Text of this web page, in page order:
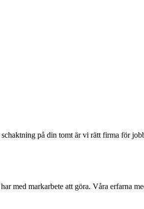
på din tomt är vi rätt firma för
med markarbete att göra. Våra erfarna